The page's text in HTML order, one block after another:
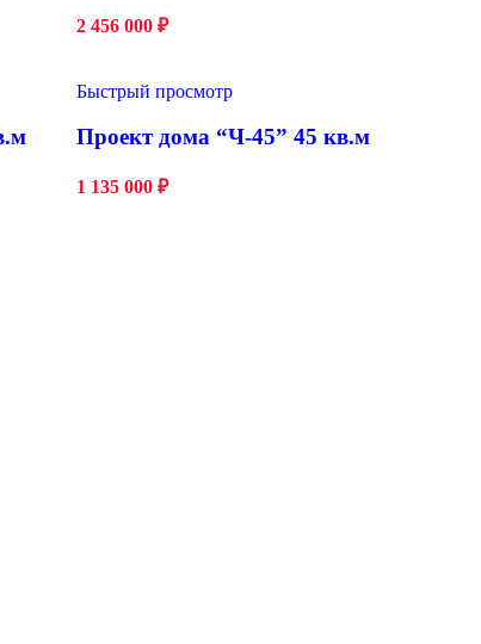
2 456 000 ₽
Быстрый просмотр
Проект дома “Ч-45” 45 кв.м
1 135 000 ₽